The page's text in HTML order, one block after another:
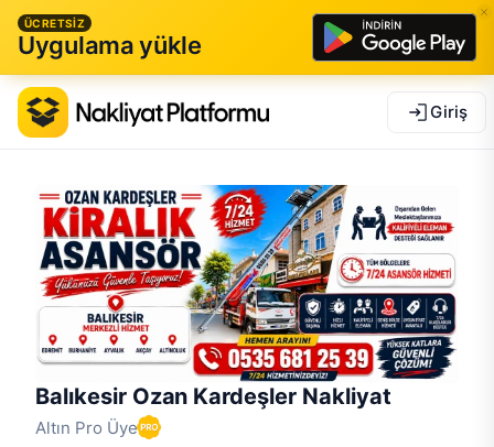
ÜCRETSİZ
Uygulama yükle
Giriş
Balıkesir Ozan Kardeşler Nakliyat
Altın Pro Üye